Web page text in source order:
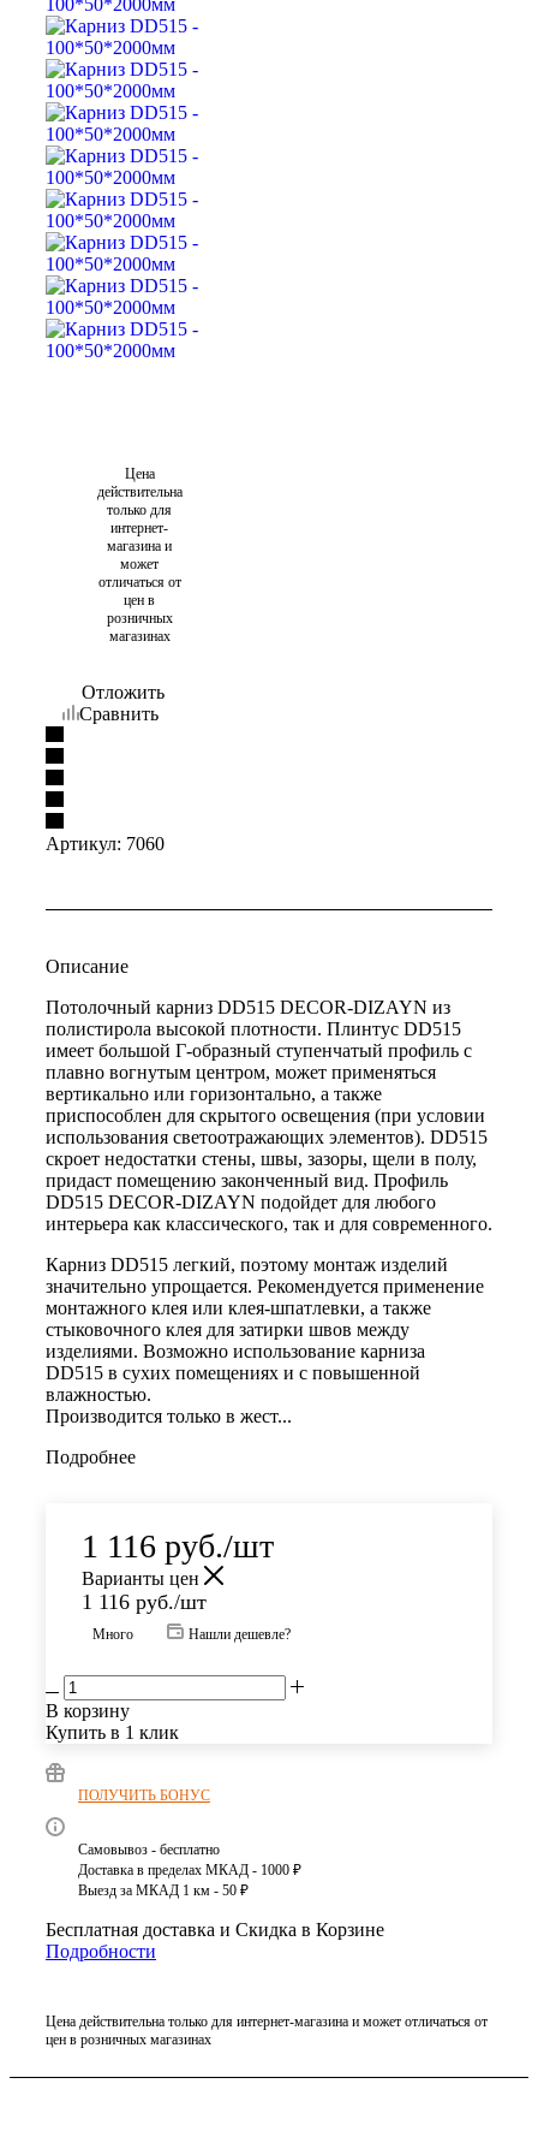
Цена
действительна
только для
интернет-
магазина и
может
отличаться от
цен в
розничных
магазинах
Отложить
Сравнить
Артикул: 7060
Описание
Потолочный карниз DD515 DECOR-DIZAYN из
полистирола высокой плотности. Плинтус DD515
имеет большой Г-образный ступенчатый профиль c
плавно вогнутым центром, может применяться
вертикально или горизонтально, а также
приспособлен для скрытого освещения (при условии
использования светоотражающих элементов). DD515
скроет недостатки стены, швы, зазоры, щели в полу,
придаст помещению законченный вид. Профиль
DD515 DECOR-DIZAYN подойдет для любого
интерьера как классического, так и для современного.
Карниз DD515 легкий, поэтому монтаж изделий
значительно упрощается. Рекомендуется применение
монтажного клея или клея-шпатлевки, а также
стыковочного клея для затирки швов между
изделиями. Возможно использование карниза
DD515 в сухих помещениях и с повышенной
влажностью.
Производится только в жест...
Подробнее
1 116 руб./шт
Варианты цен
1 116 руб./шт
Много Нашли дешевле?
В корзину
Купить в 1 клик
ПОЛУЧИТЬ БОНУС
Самовывоз - бесплатно
Доставка в пределах МКАД - 1000 ₽
Выезд за МКАД 1 км - 50 ₽
Бесплатная доставка и Скидка в Корзине
Подробности
Цена действительна только для интернет-магазина и может отличаться от
цен в розничных магазинах